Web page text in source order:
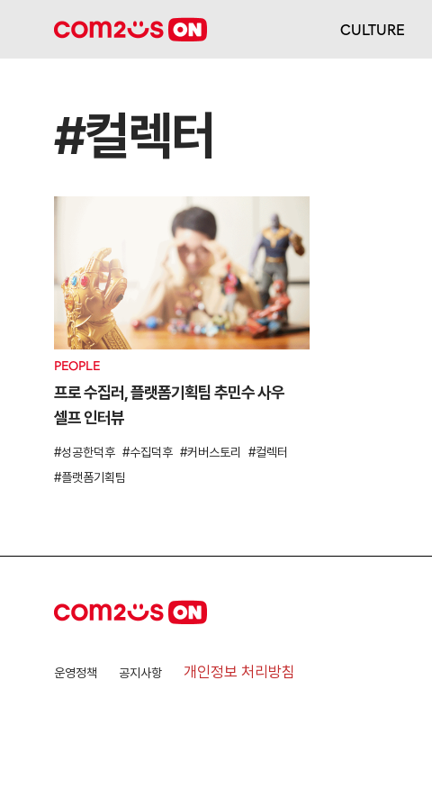
CULTURE
#컬렉터
PEOPLE
프로 수집러, 플랫폼기획팀 추민수 사우
셀프 인터뷰
성공한덕후 수집덕후 커버스토리
컬렉터
플랫폼기획팀
운영정책 공지사항 개인정보 처리방침